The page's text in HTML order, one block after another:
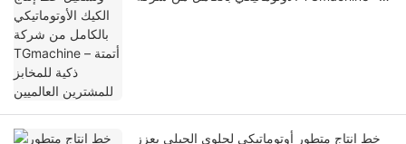
خط إنتاج متطور أوتوماتيكي لحلوى الجيلي يعزز